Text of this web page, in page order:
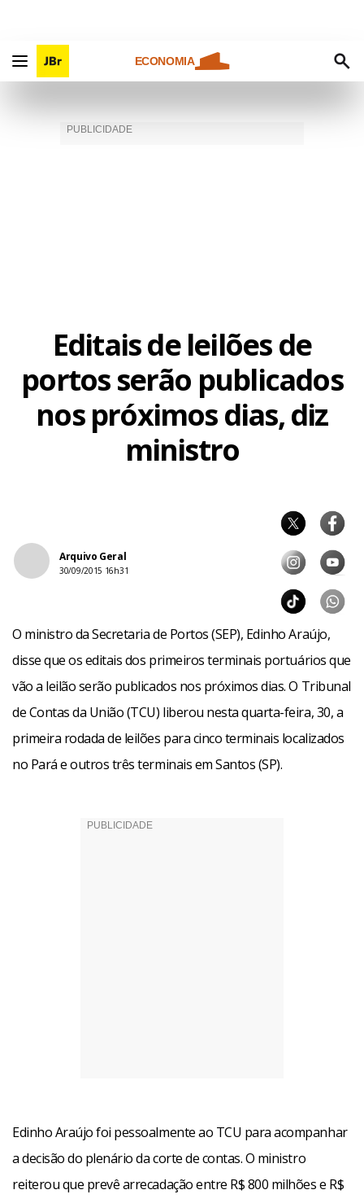
ECONOMIA
Editais de leilões de
portos serão publicados
nos próximos dias, diz
ministro
Arquivo Geral
30/09/2015 16h31
O ministro da Secretaria de Portos (SEP), Edinho Araújo,
disse que os editais dos primeiros terminais portuários que
vão a leilão serão publicados nos próximos dias. O Tribunal
de Contas da União (TCU) liberou nesta quarta-feira, 30, a
primeira rodada de leilões para cinco terminais localizados
no Pará e outros três terminais em Santos (SP).
Edinho Araújo foi pessoalmente ao TCU para acompanhar
a decisão do plenário da corte de contas. O ministro
reiterou que prevê arrecadação entre R$ 800 milhões e R$